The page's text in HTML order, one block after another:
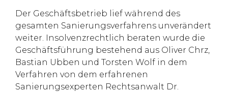
Der Geschäftsbetrieb lief während des
gesamten Sanierungsverfahrens unverändert
weiter. Insolvenzrechtlich beraten wurde die
Geschäftsführung bestehend aus Oliver Chrz,
Bastian Ubben und Torsten Wolf in dem
Verfahren von dem erfahrenen
Sanierungsexperten Rechtsanwalt Dr.